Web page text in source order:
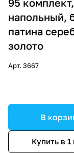
95 комплект,
напольный,
патина
золото
Арт. 3667
В
Купить в 1